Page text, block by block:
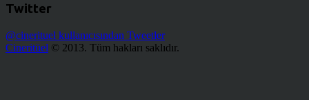
Twitter
@cinerituel kullanıcısından Tweetler
Cineritüel © 2013. Tüm hakları saklıdır.